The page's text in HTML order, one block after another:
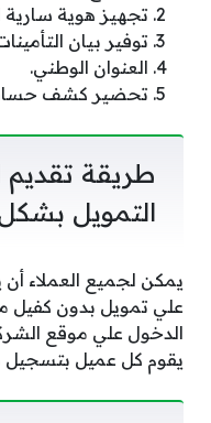
تجهيز هوية سارية
توفير بيان
العنوان الوطني.
تحضير كشف حساب
طريقة
التمويل
يمكن لجميع العملاء
علي تمويل بدون كفيل
الدخول علي موقع
يقوم كل عميل بتسجيل